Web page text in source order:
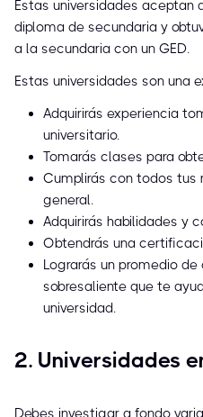
Estas universidades aceptan
diploma de secundaria y
a la secundaria con un GED.
Estas universidades son una
Adquirirás experiencia
universitario.
Tomarás clases para
Cumplirás con todos tus
general.
Adquirirás habilidades y
Obtendrás una
Lograrás un promedio
sobresaliente que te
universidad.
2. Universidades
Debes investigar a fondo